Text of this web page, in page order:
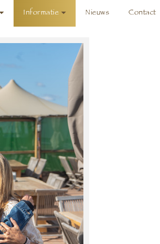
Informatie Nieuws Contact